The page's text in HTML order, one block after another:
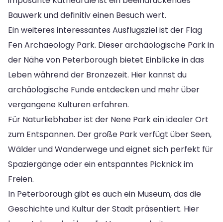
Bauwerk und definitiv einen Besuch wert.
Ein weiteres interessantes Ausflugsziel ist der Flag
Fen Archaeology Park. Dieser archäologische Park in
der Nähe von Peterborough bietet Einblicke in das
Leben während der Bronzezeit. Hier kannst du
archäologische Funde entdecken und mehr über
vergangene Kulturen erfahren.
Für Naturliebhaber ist der Nene Park ein idealer Ort
zum Entspannen. Der große Park verfügt über Seen,
Wälder und Wanderwege und eignet sich perfekt für
Spaziergänge oder ein entspanntes Picknick im
Freien.
In Peterborough gibt es auch ein Museum, das die
Geschichte und Kultur der Stadt präsentiert. Hier